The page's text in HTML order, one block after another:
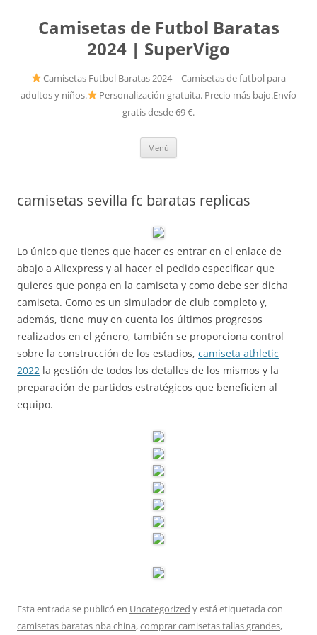
Camisetas de Futbol Baratas
2024 | SuperVigo
Camisetas Futbol Baratas 2024 – Camisetas de futbol para
adultos y niños.
Personalización gratuita. Precio más bajo.Envío
gratis desde 69 €.
Menú
camisetas sevilla fc baratas replicas
Lo único que tienes que hacer es entrar en el enlace de
abajo a Aliexpress y al hacer el pedido especificar que
quieres que ponga en la camiseta y como debe ser dicha
camiseta. Como es un simulador de club completo y,
además, tiene muy en cuenta los últimos progresos
realizados en el género, también se proporciona control
sobre la construcción de los estadios, camiseta athletic
2022 la gestión de todos los detalles de los mismos y la
preparación de partidos estratégicos que beneficien al
equipo.
Esta entrada se publicó en Uncategorized y está etiquetada con
camisetas baratas nba china,comprar camisetas tallas grandes,